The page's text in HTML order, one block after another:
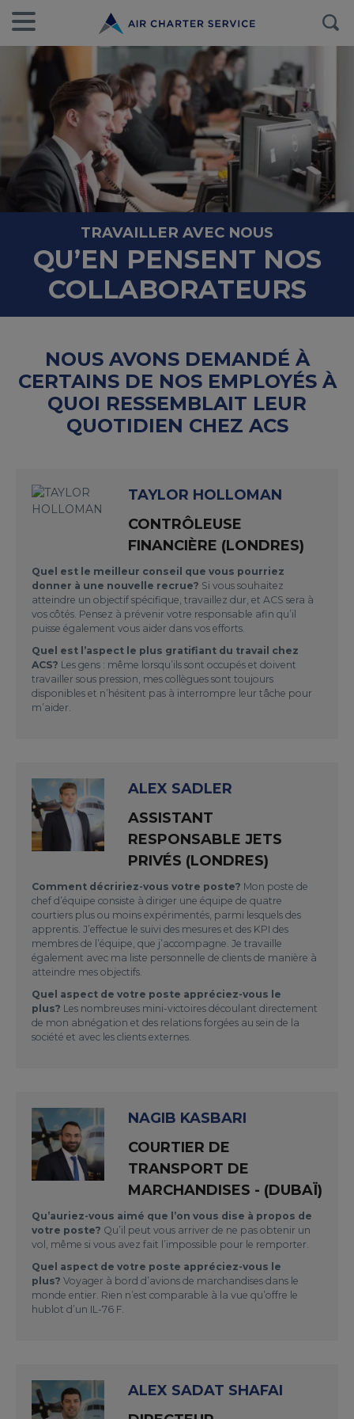
TRAVAILLER AVEC NOUS
QU’EN PENSENT NOS
COLLABORATEURS
NOUS AVONS DEMANDÉ À
CERTAINS DE NOS EMPLOYÉS À
QUOI RESSEMBLAIT LEUR
QUOTIDIEN CHEZ ACS
TAYLOR HOLLOMAN
CONTRÔLEUSE
FINANCIÈRE (LONDRES)
Quel est le meilleur conseil que vous pourriez
donner à une nouvelle recrue? Si vous souhaitez
atteindre un objectif spécifique, travaillez dur, et ACS sera à
vos côtés. Pensez à prévenir votre responsable afin qu’il
puisse également vous aider dans vos efforts.
Quel est l’aspect le plus gratifiant du travail chez
ACS? Les gens : même lorsqu’ils sont occupés et doivent
travailler sous pression, mes collègues sont toujours
disponibles et n’hésitent pas à interrompre leur tâche pour
m’aider.
ALEX SADLER
ASSISTANT
RESPONSABLE JETS
PRIVÉS (LONDRES)
Comment décririez-vous votre poste? Mon poste de
chef d’équipe consiste à diriger une équipe de quatre
courtiers plus ou moins expérimentés, parmi lesquels des
apprentis. J’effectue le suivi des mesures et des KPI des
membres de l’équipe, que j’accompagne. Je travaille
également avec ma liste personnelle de clients de manière à
atteindre mes objectifs.
Quel aspect de votre poste appréciez-vous le
plus? Les nombreuses mini-victoires découlant directement
de mon abnégation et des relations forgées au sein de la
société et avec les clients externes.
NAGIB KASBARI
COURTIER DE
TRANSPORT DE
MARCHANDISES - (DUBAÏ)
Qu’auriez-vous aimé que l’on vous dise à propos de
votre poste? Qu’il peut vous arriver de ne pas obtenir un
vol, même si vous avez fait l’impossible pour le remporter.
Quel aspect de votre poste appréciez-vous le
plus? Voyager à bord d’avions de marchandises dans le
monde entier. Rien n’est comparable à la vue qu’offre le
hublot d’un IL-76 F.
ALEX SADAT SHAFAI